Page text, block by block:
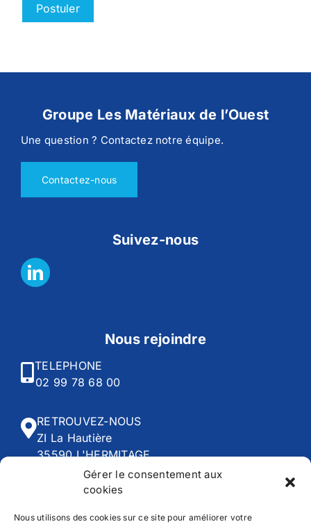
Gérer le consentement aux
cookies
Nous utilisons des cookies sur ce site pour améliorer votre
Postuler
Groupe Les Matériaux de l’Ouest
Une question ? Contactez notre équipe.
Contactez-nous
Suivez-nous
Nous rejoindre
TELEPHONE
02 99 78 68 00
RETROUVEZ-NOUS
ZI La Hautière
35590 L'HERMITAGE
HORAIRES
Du lundi au vendredi :